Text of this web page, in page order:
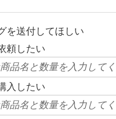
を送付してほしい
頼したい
入したい